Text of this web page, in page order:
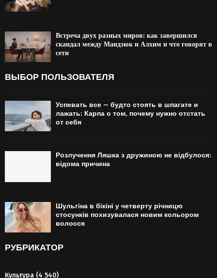
Встреча двух разных миров: как завершился
скандал между Мандзюк и Алхим и что говорят в
сети
ВЫБОР ПОЛЬЗОВАТЕЛЯ
Успевать все — будто стоять в шпагате и
лажать: Карпа о том, почему нужно отстать
от себя
Розлучення Ляшка з дружиною не відбулося:
відома причина
Шульгіна в бікіні у четверту річницю
стосунків похизувалася новим кольором
волосся
РУБРИКАТОР
Культура (4 540)